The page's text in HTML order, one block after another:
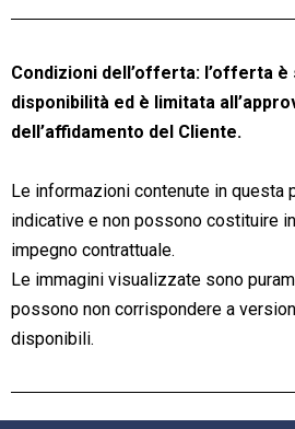
Condizioni dell’offerta: l’offerta
disponibilità ed è limitata
dell’affidamento del Cliente.
Le informazioni contenute in questa
indicative e non possono costituire
impegno contrattuale.
Le immagini visualizzate sono
possono non corrispondere a
disponibili.